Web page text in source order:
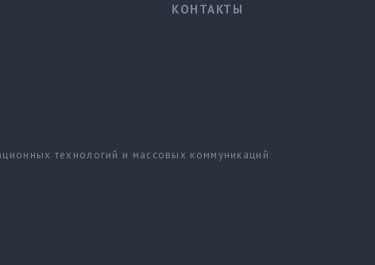
КОНТАКТЫ
технологий и массовых коммуникаций